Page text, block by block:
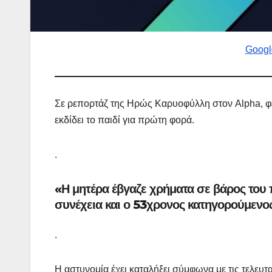
Σε ρεπορτάζ της Ηρώς Καρυοφύλλη στον Alpha,
εκδίδει το παιδί για πρώτη φορά.
.
«Η μητέρα έβγαζε χρήματα σε βάρος του
συνέχεια και ο 53χρονος
.
Η αστυνομία έχει καταλήξει σύμφωνα με τις